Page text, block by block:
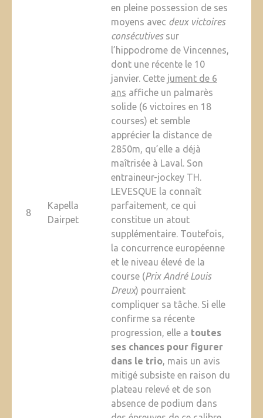
8
Kapella
Dairpet
en pleine possession de ses
moyens avec deux victoires
consécutivessur
l’hippodrome de Vincennes,
dont une récente le 10
janvier. Cette jument de 6
ans affiche un palmarès
solide (6 victoires en 18
courses) et semble
apprécier la distance de
2850m, qu’elle a déjà
maîtrisée à Laval. Son
entraineur-jockey TH.
LEVESQUE la connaît
parfaitement, ce qui
constitue un atout
supplémentaire. Toutefois,
la concurrence européenne
et le niveau élevé de la
course (Prix André Louis
Dreux) pourraient
compliquer sa tâche. Si elle
confirme sa récente
progression, elle a toutes
ses chances pour figurer
dans le trio, mais un avis
mitigé subsiste en raison du
plateau relevé et de son
absence de podium dans